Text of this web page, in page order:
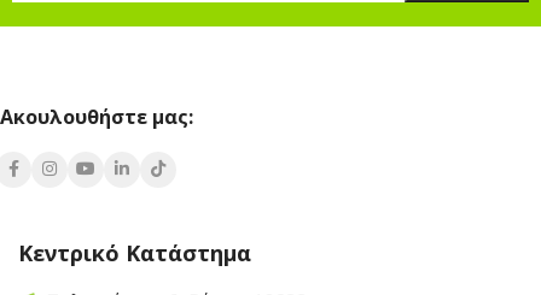
Ακουλουθήστε μας:
Κεντρικό Κατάστημα